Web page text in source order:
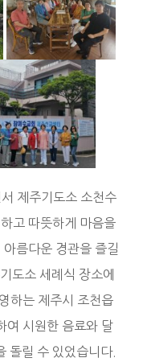
제주기도소 소천수
고 따뜻하게 마음을
름다운 경관을 즐길
도소 세례식 장소에
하는 제주시 조천읍
여 시원한 음료와 달
돌릴 수 있었습니다.